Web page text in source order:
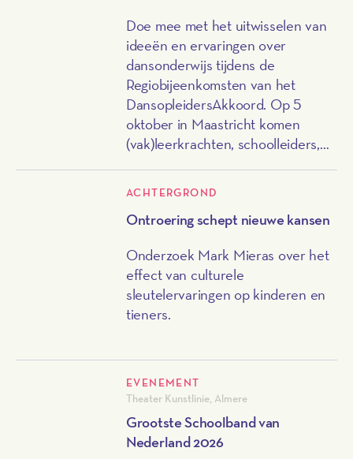
Doe mee met het uitwisselen van
ideeën en ervaringen over
dansonderwijs tijdens de
Regiobijeenkomsten van het
DansopleidersAkkoord. Op 5
oktober in Maastricht komen
(vak)leerkrachten, schoolleiders,
vol informatie, ontmoeting en –
uiteraard – dans. Je bent van harte
zijn.
ACHTERGROND
Ontroering schept nieuwe kansen
Onderzoek Mark Mieras over het
effect van culturele
sleutelervaringen op kinderen en
tieners.
EVENEMENT
Theater Kunstlinie, Almere
Grootste Schoolband van
Nederland 2026